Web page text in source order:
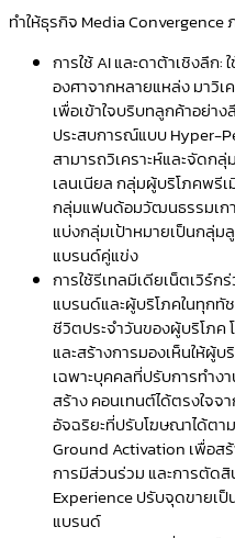
ทำให้ธุรกิจ Media
การใช้ AI และดาต้าเชิงลึก:
องศาจากหลายแหล่ง มาวิ
เพื่อเข้าใจบริบทลูกค้าอย่า
ประสบการณ์แบบ Hyper-
สามารถวิเคราะห์และจัดกลุ่
เลนเนียล กลุ่มผู้บริโภคพรี
กลุ่มแฟนด้อมวัฒนธรรมเก
แบ่งกลุ่มเป้าหมายเป็นกลุ่ม
แบรนด์คู่แข่ง
การใช้รีเทลมีเดียเน็ตเวิร์
แบรนด์และผู้บริโภคในทุกทั
ชีวิตประจำวันของผู้บริโภค
และสร้างการมองเห็นให้ผู้
เฉพาะบุคคลที่ปรับการทำง
สร้าง คอนเทนต์ได้ตรงใจ
อัจฉริยะที่ปรับโฆษณาได้ต
Ground Activation เพื่อส
การมีส่วนร่วม และการตัดสิ
Experience ปรับจุดขายเ
แบรนด์